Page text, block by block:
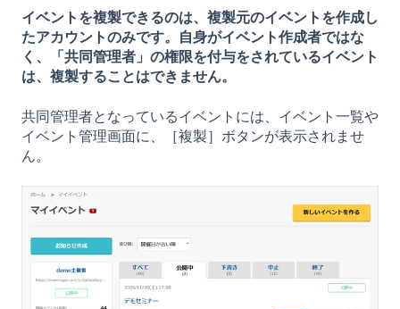
イベントを複製できるのは、複製元のイベントを作成し
たアカウントのみです。自身がイベント作成者ではな
く、「共同管理者」の権限を付与をされているイベント
は、複製することはできません。
共同管理者となっているイベントには、イベント一覧や
イベント管理画面に、［複製］ボタンが表示されませ
ん。